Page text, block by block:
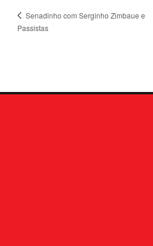
Senadinho com Serginho Zimbaue e
Passistas